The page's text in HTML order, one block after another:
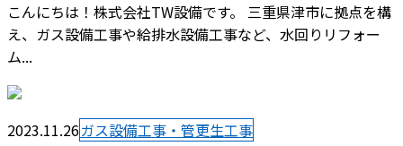
こんにちは！株式会社TW設備です。 三重県津市に拠点を構
え、ガス設備工事や給排水設備工事など、水回りリフォー
ム...
2023.11.26ガス設備工事・管更生工事